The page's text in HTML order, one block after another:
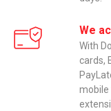
We
With
cards,
mobile